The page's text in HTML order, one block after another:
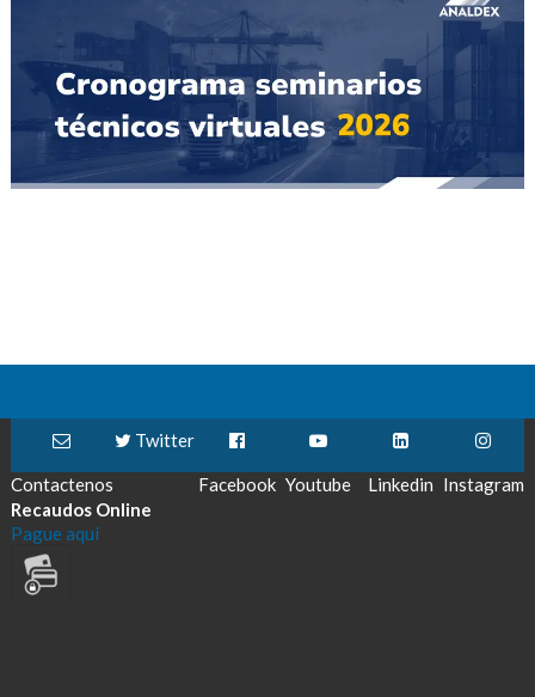
Contactenos
Twitter
Facebook Youtube Linkedin Instagram
Recaudos Online
Pague aquí